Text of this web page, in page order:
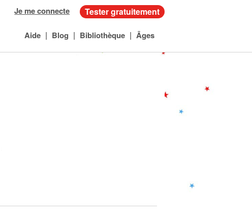
Je me connecte Tester gratuitement
Aide | Blog | Bibliothèque | Âges